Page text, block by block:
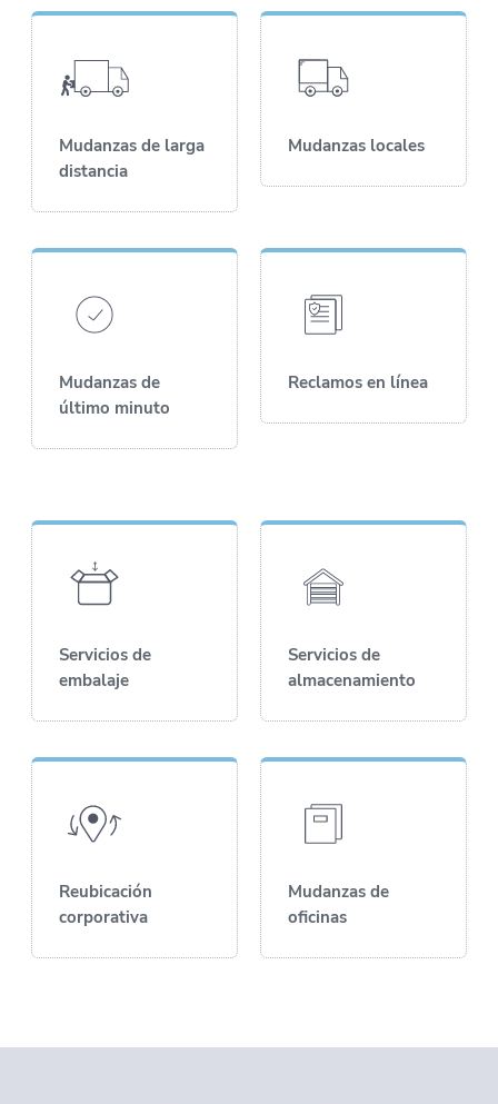
Mudanzas de larga
distancia
Mudanzas locales
Mudanzas de
último minuto
Reclamos en línea
Servicios de
embalaje
Servicios de
almacenamiento
Reubicación
corporativa
Mudanzas de
oficinas